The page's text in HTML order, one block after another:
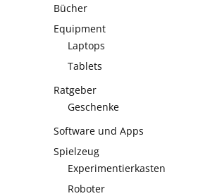
Bücher
Equipment
Laptops
Tablets
Ratgeber
Geschenke
Software und Apps
Spielzeug
Experimentierkasten
Roboter